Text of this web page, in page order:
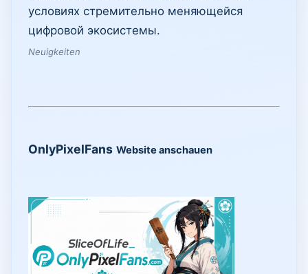
условиях стремительно меняющейся
цифровой экосистемы.
Neuigkeiten
OnlyPixelFans Website anschauen